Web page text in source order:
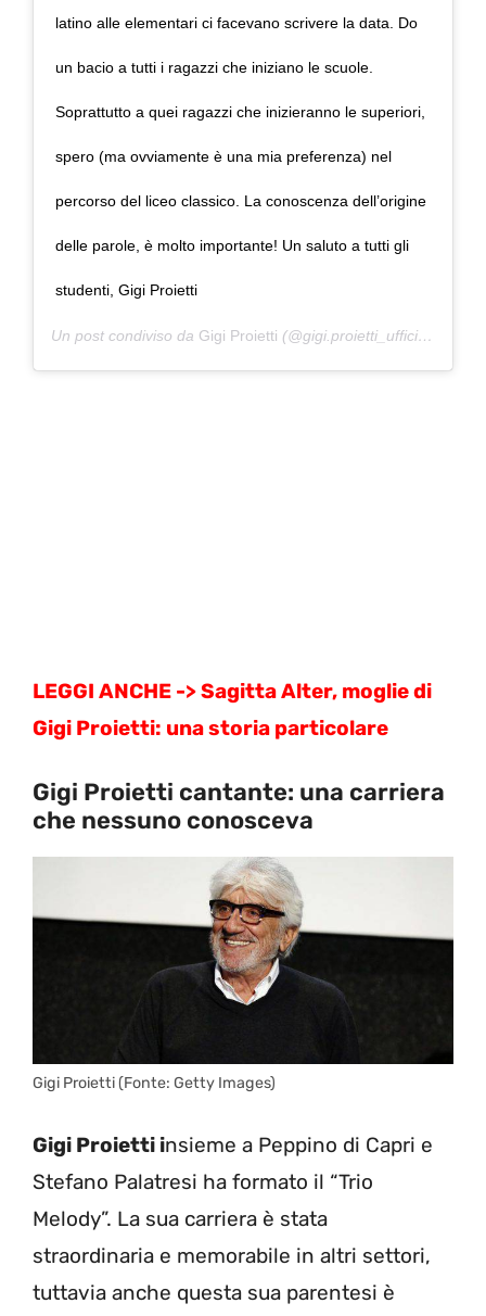
latino alle elementari ci facevano scrivere la data. Do
un bacio a tutti i ragazzi che iniziano le scuole.
Soprattutto a quei ragazzi che inizieranno le superiori,
spero (ma ovviamente è una mia preferenza) nel
percorso del liceo classico. La conoscenza dell’origine
delle parole, è molto importante! Un saluto a tutti gli
studenti, Gigi Proietti
Un post condiviso da Gigi Proietti (@gigi.proietti_ufficiale) in data:
LEGGI ANCHE ->Sagitta Alter, moglie di
Gigi Proietti: una storia particolare
Gigi Proietti cantante: una carriera
che nessuno conosceva
Gigi Proietti (Fonte: Getty Images)
Gigi Proietti insieme a Peppino di Capri e
Stefano Palatresi ha formato il “Trio
Melody”. La sua carriera è stata
straordinaria e memorabile in altri settori,
tuttavia anche questa sua parentesi è